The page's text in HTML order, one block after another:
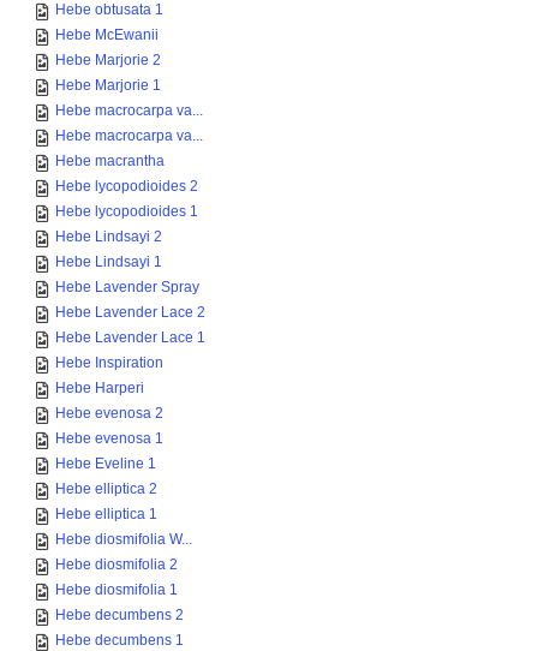
Hebe obtusata 1
Hebe McEwanii
Hebe Marjorie 2
Hebe Marjorie 1
Hebe macrocarpa va...
Hebe macrocarpa va...
Hebe macrantha
Hebe lycopodioides 2
Hebe lycopodioides 1
Hebe Lindsayi 2
Hebe Lindsayi 1
Hebe Lavender Spray
Hebe Lavender Lace 2
Hebe Lavender Lace 1
Hebe Inspiration
Hebe Harperi
Hebe evenosa 2
Hebe evenosa 1
Hebe Eveline 1
Hebe elliptica 2
Hebe elliptica 1
Hebe diosmifolia W...
Hebe diosmifolia 2
Hebe diosmifolia 1
Hebe decumbens 2
Hebe decumbens 1